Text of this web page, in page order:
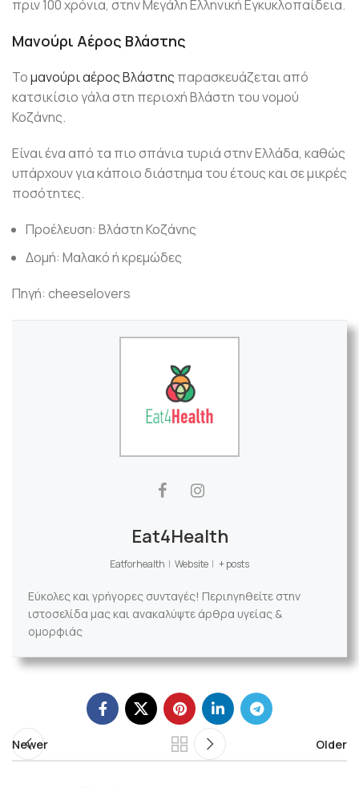
πριν 100 χρόνια, στην Μεγάλη Ελληνική Εγκυκλοπαίδεια.
Μανούρι Αέρος Βλάστης
Τομανούρι αέρος Βλάστης παρασκευάζεται από
κατσικίσιο γάλα στη περιοχή Βλάστη του νομού
Κοζάνης.
Είναι ένα από τα πιο σπάνια τυριά στην Ελλάδα, καθώς
υπάρχουν για κάποιο διάστημα του έτους και σε μικρές
ποσότητες.
Προέλευση: Βλάστη Κοζάνης
Δομή: Μαλακό ή κρεμώδες
Πηγή: cheeselovers
Eat4Health
Eatforhealth | Website | + posts
Εύκολες και γρήγορες συνταγές! Περιηγηθείτε στην
ιστοσελίδα μας και ανακαλύψτε άρθρα υγείας &
ομορφιάς
Newer Older